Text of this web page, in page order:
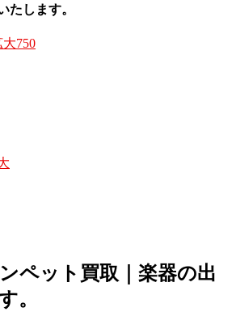
たします。
ペット買取｜楽器の出
。